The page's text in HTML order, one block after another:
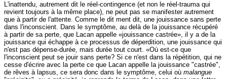
L'inattendu, autrement dit le réel-contingence (et non le réel-trauma qui
revient toujours à la même place), ne peut pas se manifester autrement
que à partir de l'attente. Comme le dit ment dit, une jouissance sans perte
dans l'inconscient. Dans le symptôme, au delà de la jouissance récupéré
à partir de sa perte, que Lacan appelle «jouissance castrée», il y a de la
jouissance qui échappe à ce processus de déperdition, une jouissance qui
n'est pas dépense-durée, mais durée tout court. «Où est-ce que
l'inconscient peut se jouir sans perte? Si ce n'est dans la répétition, qui ne
cesse d'écrire avec la perte ce que Lacan appelle la jouissance "castrée",
de rêves à lapsus, ce sera donc dans le symptôme, celui où malangue